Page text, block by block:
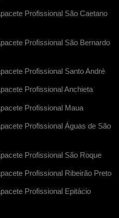
Profissional São Caetano
Profissional São Bernardo
Profissional Santo André
Profissional Anchieta
Profissional Maua
Profissional Águas de São
Profissional São Roque
Profissional Ribeirão Preto
Profissional Epitácio